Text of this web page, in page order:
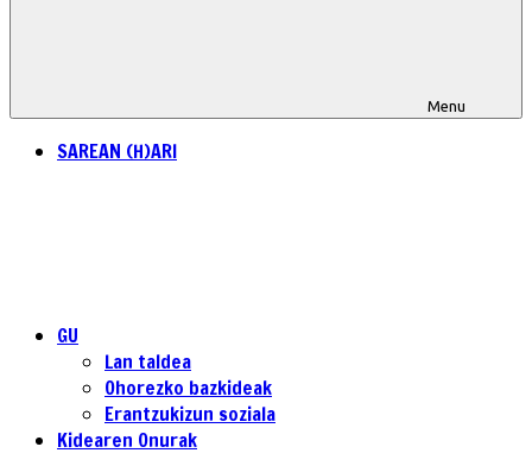
Menu
SAREAN (H)ARI
GU
Lan taldea
Ohorezko bazkideak
Erantzukizun soziala
Kidearen Onurak